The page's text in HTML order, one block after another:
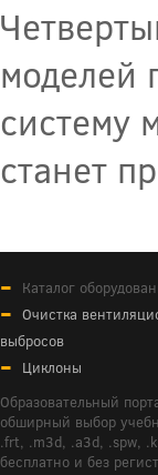
моделей
систему
станет
Каталог
Очистка
выбросов
Циклоны
Образовательный
обширный выбор
.frt, .m3d, .a3d, .spw,
бесплатно и без